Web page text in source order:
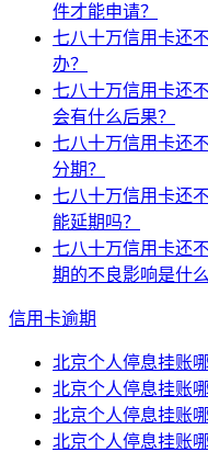
件才能申请？
七八十万信用卡还
办？
七八十万信用卡还
会有什么后果？
七八十万信用卡还
分期？
七八十万信用卡还
能延期吗？
七八十万信用卡还
期的不良影响是什么
信用卡逾期
北京个人停息挂账
北京个人停息挂账
北京个人停息挂账
北京个人停息挂账